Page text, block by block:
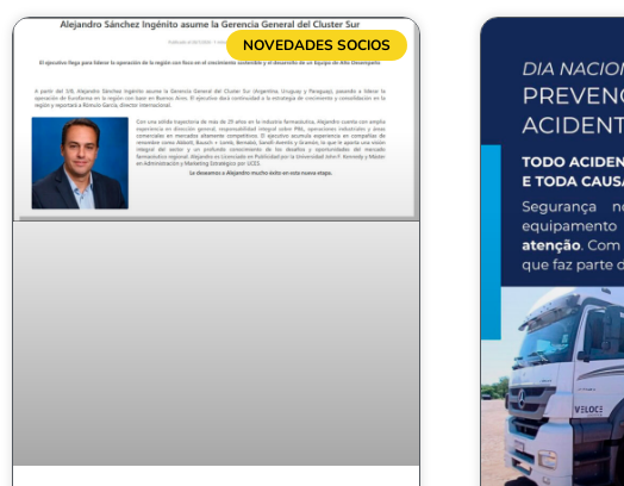
NOVEDADES SOCIOS